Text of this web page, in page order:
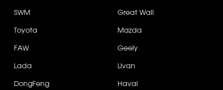
SWM
Toyota
FAW
Lada
DongFeng
Great Wall
Mazda
Geely
Livan
Haval